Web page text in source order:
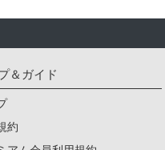
＆ガイド
約